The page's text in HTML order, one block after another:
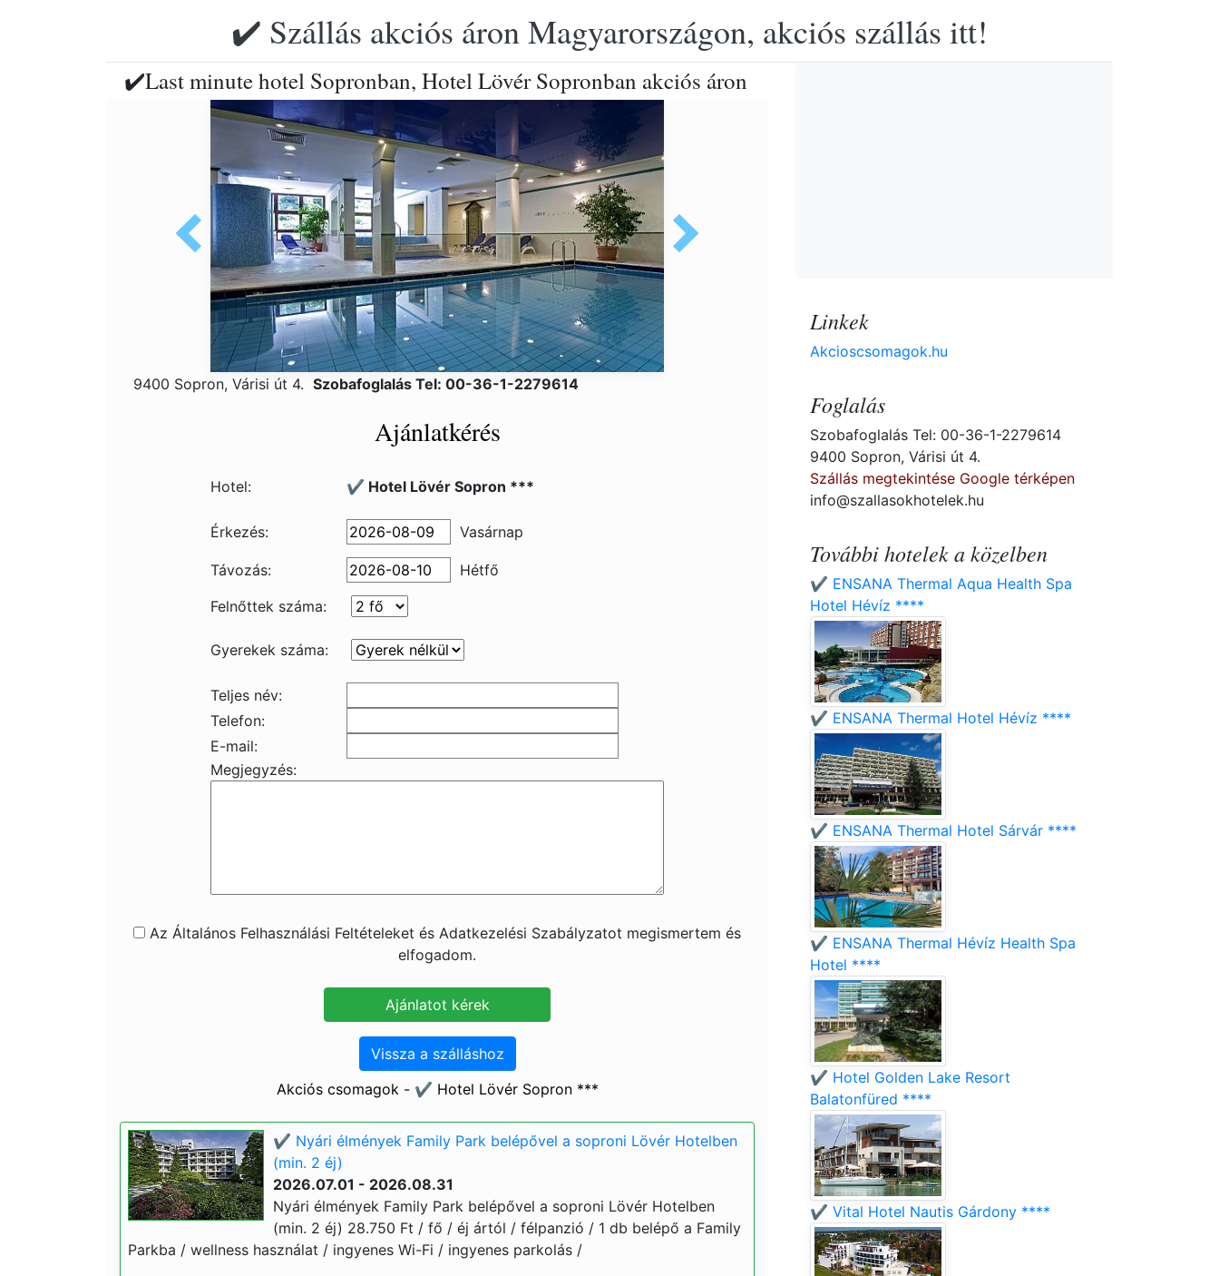
✔️ Szállás akciós áron Magyarországon, akciós szállás itt!
✔️Last minute hotel Sopronban, Hotel Lövér Sopronban akciós áron
9400 Sopron, Várisi út 4. Szobafoglalás Tel: 00-36-1-2279614
Ajánlatkérés
Hotel: ✔️ Hotel Lövér Sopron ***
Érkezés: Vasárnap
Távozás:
Hétfő
Felnőttek száma:
Gyerekek száma:
Teljes név:
Telefon:
E-mail:
Megjegyzés:
Az Általános Felhasználási Feltételeket és Adatkezelési Szabályzatot megismertem és
elfogadom.
Vissza a szálláshoz
Akciós csomagok - ✔️ Hotel Lövér Sopron ***
✔️ Nyári élmények Family Park belépővel a soproni Lövér Hotelben
(min. 2 éj)
2026.07.01 - 2026.08.31
Nyári élmények Family Park belépővel a soproni Lövér Hotelben
(min. 2 éj) 28.750 Ft / fő / éj ártól / félpanzió / 1 db belépő a Family
Parkba / wellness használat / ingyenes Wi-Fi / ingyenes parkolás /
Linkek
Akcioscsomagok.hu
Foglalás
Szobafoglalás Tel: 00-36-1-2279614
9400 Sopron, Várisi út 4.
Szállás megtekintése Google térképen
info@szallasokhotelek.hu
További hotelek a közelben
✔️ ENSANA Thermal Aqua Health Spa
Hotel Hévíz ****
✔️ ENSANA Thermal Hotel Hévíz ****
✔️ ENSANA Thermal Hotel Sárvár ****
✔️ ENSANA Thermal Hévíz Health Spa
Hotel ****
✔️ Hotel Golden Lake Resort
Balatonfüred ****
✔️ Vital Hotel Nautis Gárdony ****